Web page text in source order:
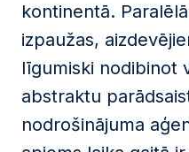
kontinentā.
izpaužas,
līgumiski nodibinot
abstraktu
nodrošinājuma